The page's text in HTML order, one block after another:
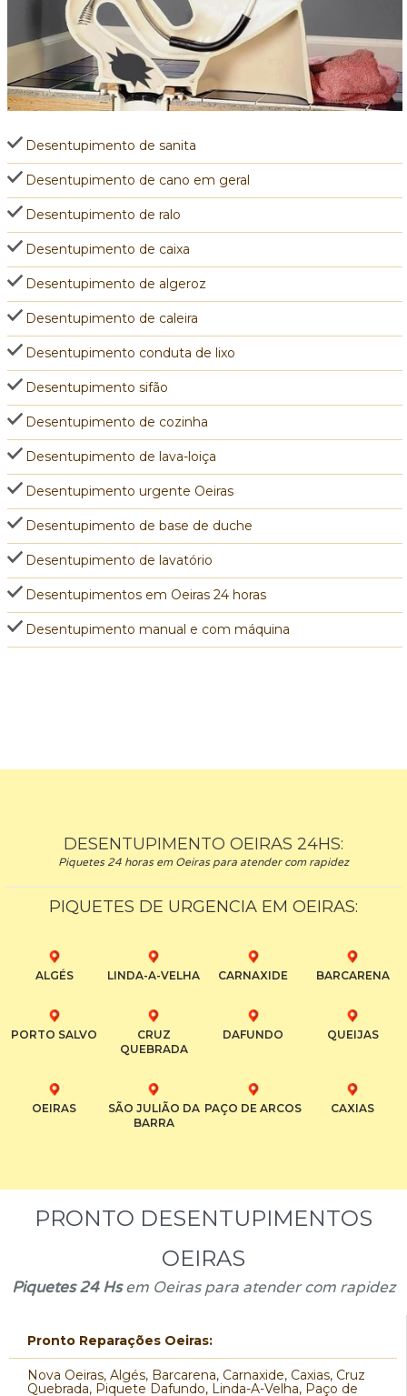
Desentupimento de sanita
Desentupimento de cano em geral
Desentupimento de ralo
Desentupimento de caixa
Desentupimento de algeroz
Desentupimento de caleira
Desentupimento conduta de lixo
Desentupimento sifão
Desentupimento de cozinha
Desentupimento de lava-loiça
Desentupimento urgente Oeiras
Desentupimento de base de duche
Desentupimento de lavatório
Desentupimentos em Oeiras 24 horas
Desentupimento manual e com máquina
DESENTUPIMENTO OEIRAS 24HS:
Piquetes 24 horas em Oeiras para atender com rapidez
PIQUETES DE URGENCIA EM OEIRAS:
ALGÉS LINDA-A-VELHA CARNAXIDE BARCARENA
PORTO SALVO
CRUZ
QUEBRADA
DAFUNDO QUEIJAS
OEIRAS
SÃO JULIÃO DA
BARRA
PAÇO DE ARCOS CAXIAS
PRONTO DESENTUPIMENTOS
OEIRAS
Piquetes 24 Hsem Oeiras para atender com rapidez
Pronto Reparações Oeiras:
Nova Oeiras, Algés, Barcarena, Carnaxide, Caxias, Cruz
Quebrada, Piquete Dafundo, Linda-A-Velha, Paço de